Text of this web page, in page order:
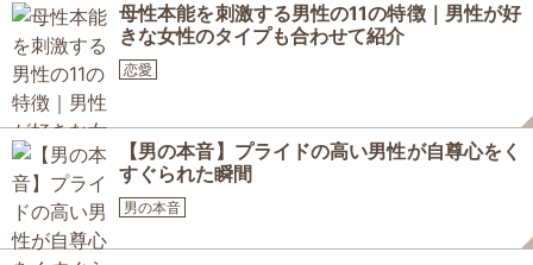
母性本能を刺激する男性の11の特徴｜男性が好
きな女性のタイプも合わせて紹介
恋愛
【男の本音】プライドの高い男性が自尊心をく
すぐられた瞬間
男の本音